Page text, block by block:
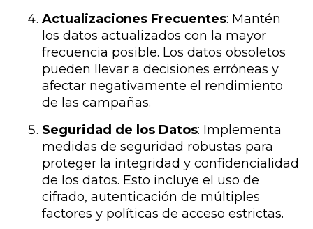
Actualizaciones Frecuentes: Mantén
los datos actualizados con la mayor
frecuencia posible. Los datos obsoletos
pueden llevar a decisiones erróneas y
afectar negativamente el rendimiento
de las campañas.
Seguridad de los Datos: Implementa
medidas de seguridad robustas para
proteger la integridad y confidencialidad
de los datos. Esto incluye el uso de
cifrado, autenticación de múltiples
factores y políticas de acceso estrictas.